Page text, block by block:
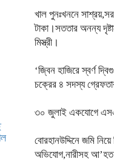
খাল পুনঃখননে
টাকা।সততার অনন্য
মিস্ত্রী।
‘জ্বিন হাজিরে স্বর্ণ
চক্রের ৪ সদস্য
৩০ জুলাই একযোগে
বোরহানউদ্দিনে জমি
অভিযোগ,নারীসহ